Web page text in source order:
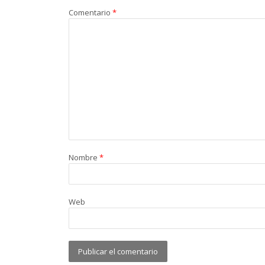
Comentario *
Nombre *
Web